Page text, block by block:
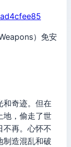
）免安
和奇迹。但在
地，偷走了世
不再。心怀不
制造混乱和破